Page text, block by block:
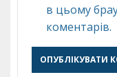
в цьому
коментарів.